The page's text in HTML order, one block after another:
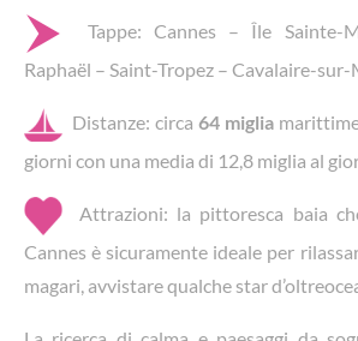
Tappe: Cannes – Île Sainte-
Raphaël – Saint-Tropez – Cavalaire-sur-
Distanze: circa 64 miglia
giorni con una media di 12,8 miglia al
Attrazioni: la pittoresca baia
Cannes è sicuramente ideale per
magari, avvistare qualche star